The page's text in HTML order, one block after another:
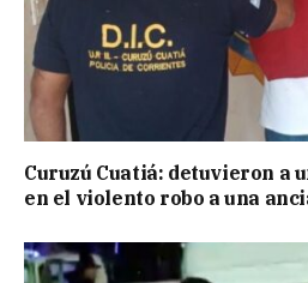
Curuzú Cuatiá: detuvieron a
en el violento robo a una